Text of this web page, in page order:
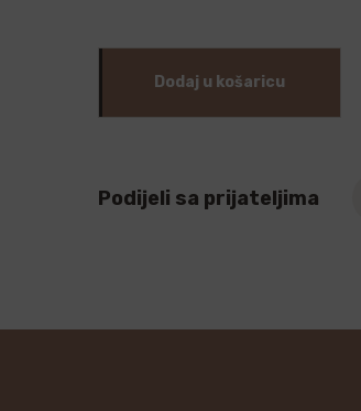
Dodaj u košaricu
Podijeli sa prijateljima